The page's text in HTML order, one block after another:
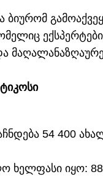
ბიურომ
54 400
ხელფასი იყო: